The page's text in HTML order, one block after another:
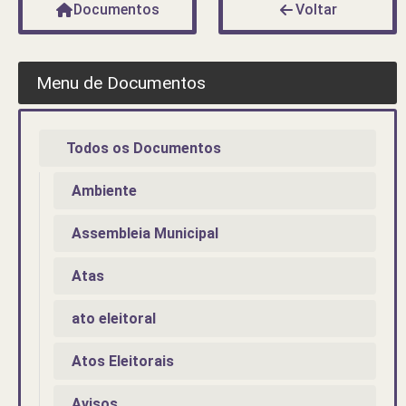
Documentos Voltar
Menu de Documentos
Todos os Documentos
Ambiente
Assembleia Municipal
Atas
ato eleitoral
Atos Eleitorais